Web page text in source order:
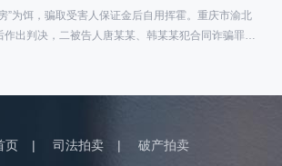
院决定对肖某拘留15日，坚决维护司法权威和买受人
”为饵，骗取受害人保证金后自用挥霍。重庆市渝北
出判决，二被告人唐某某、韩某某犯合同诈骗罪，
页 | 司法拍卖 |
破产拍卖